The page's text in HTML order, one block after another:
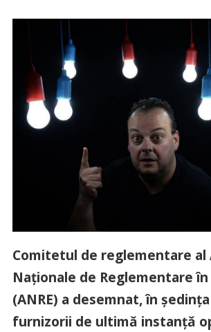
Comitetul de reglementare
Naţionale de Reglementare în
(ANRE) a desemnat, în
furnizorii de ultimă instanţă